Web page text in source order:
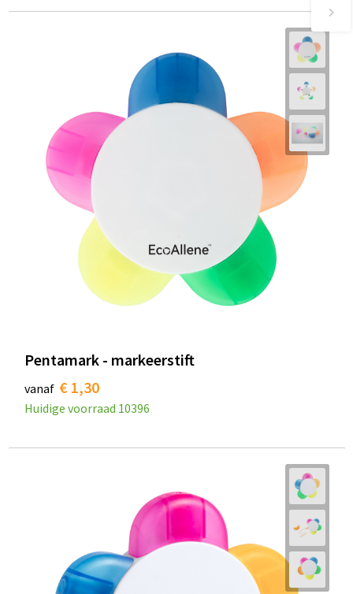
Pentamark - markeerstift
vanaf € 1,30
Huidige voorraad 10396